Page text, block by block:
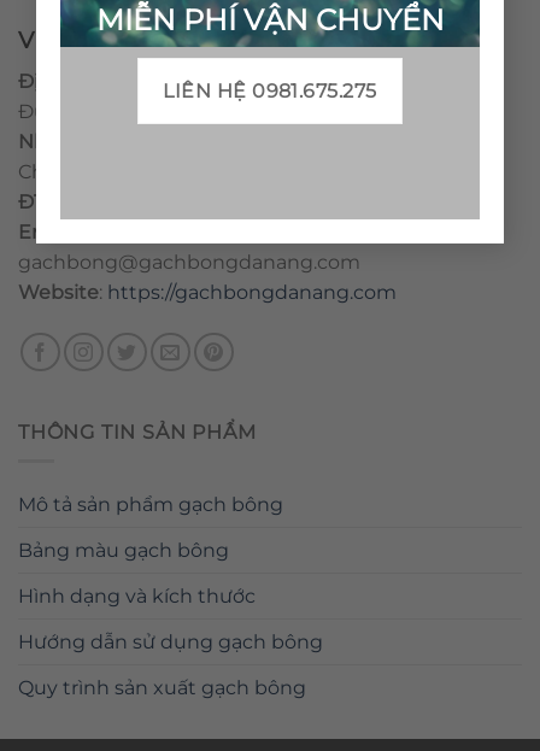
MIỄN PHÍ VẬN CHUYỂN
LIÊN HỆ 0981.675.275
VPĐD - CTY TNHH GẠCH BÔNG VIỆT NAM
Địa chỉ:
CCN Quán Lát, Xã Đức Chánh, Huyện Mộ
Đức, Tỉnh Quảng Ngãi
Nhà máy miền trung:
Chánh, Huyện Mộ Đức, Tỉnh Quảng Ngãi, Việt Nam
ĐT
Email
gachbong@gachbongdanang.com
Website: https://gachbongdanang.com
THÔNG TIN SẢN PHẨM
Mô tả sản phẩm gạch bông
Bảng màu gạch bông
Hình dạng và kích thước
Hướng dẫn sử dụng gạch bông
Quy trình sản xuất gạch bông